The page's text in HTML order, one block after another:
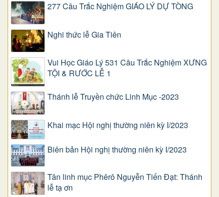
277 Câu Trắc Nghiệm GIÁO LÝ DỰ TÒNG
Nghi thức lễ Gia Tiên
Vui Học Giáo Lý 531 Câu Trắc Nghiệm XƯNG
TỘI & RƯỚC LỄ 1
Thánh lễ Truyền chức Linh Mục -2023
Khai mạc Hội nghị thường niên kỳ I/2023
Biên bản Hội nghị thường niên kỳ I/2023
Tân linh mục Phêrô Nguyễn Tiến Đạt: Thánh
lễ tạ ơn